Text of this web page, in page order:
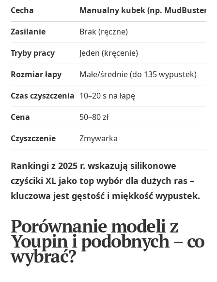
Cecha Manualny kubek (np. MudBuster)
Zasilanie
Brak (ręczne)
Tryby pracy
Jeden (kręcenie)
Rozmiar łapy
Małe/średnie (do 135 wypustek)
Czas czyszczenia 10–20 s na łapę
Cena
50–80 zł
Czyszczenie
Zmywarka
Rankingi z 2025 r. wskazują silikonowe
czyściki XL jako top wybór dla dużych ras –
kluczowa jest gęstość i miękkość wypustek.
Porównanie modeli z
Youpin i podobnych – co
wybrać?